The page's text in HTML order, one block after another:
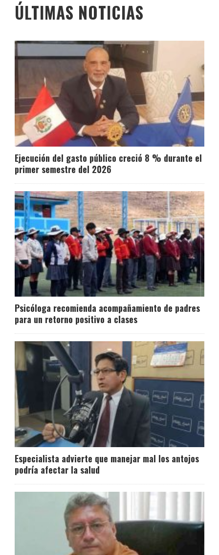
ÚLTIMAS NOTICIAS
Ejecución del gasto público creció 8 % durante el
primer semestre del 2026
Psicóloga recomienda acompañamiento de padres
para un retorno positivo a clases
Especialista advierte que manejar mal los antojos
podría afectar la salud